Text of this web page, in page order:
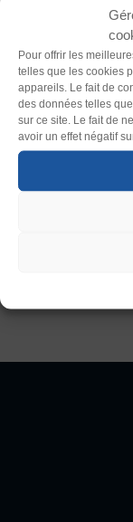
Pour offrir les
telles que les cookies
appareils. Le fait de
des données telles
sur ce site. Le fait de
avoir un effet négatif
JE SOUHAITE
Activités
Activités physiques
Atelier d’aventure
Athlétisme – Piste
JE SOUHAITE
Affiliation
Réaffiliation
Prise de
JE SOUHAITE
JE SOUHAITE
Affiliation
Certificat
Moselle et la
de la FSGT
grand moment
Retrouvez toutes
championnats.
Dossier
Police
Taille